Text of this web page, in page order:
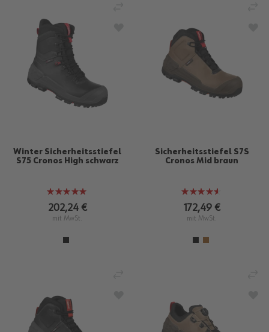
Winter Sicherheitsstiefel
S75 Cronos High schwarz
Bewertung:
100%
202,24 €
mit MwSt.
ZUR WUNSCHLISTE HINZUFÜGEN
Sicherheitsstiefel S7S
Cronos Mid braun
Bewertung:
90%
172,49 €
mit MwSt.